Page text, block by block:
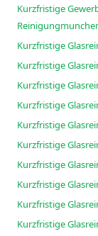
Kurzfristige
Kurzfristige
Kurzfristige
Kurzfristige
Kurzfristige
Kurzfristige
Kurzfristige
Kurzfristige
Kurzfristige
Kurzfristige
Kurzfristige